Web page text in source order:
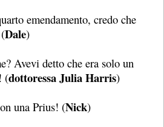
emendamento, credo che
Dale)
Avevi detto che era solo un
(dottoressa Julia Harris)
una Prius! (Nick)